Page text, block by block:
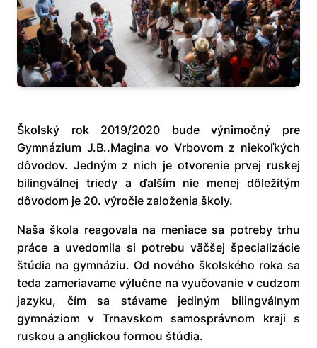
Školský rok 2019/2020 bude výnimočný pre
Gymnázium J.B..Magina vo Vrbovom z niekoľkých
dôvodov. Jedným z nich je otvorenie prvej ruskej
bilingválnej triedy a ďalším nie menej dôležitým
dôvodom je 20. výročie založenia školy.
Naša škola reagovala na meniace sa potreby trhu
práce a uvedomila si potrebu väčšej špecializácie
štúdia na gymnáziu. Od nového školského roka sa
teda zameriavame výlučne na vyučovanie v cudzom
jazyku, čím sa stávame jediným bilingválnym
gymnáziom v Trnavskom samosprávnom kraji s
ruskou a anglickou formou štúdia.